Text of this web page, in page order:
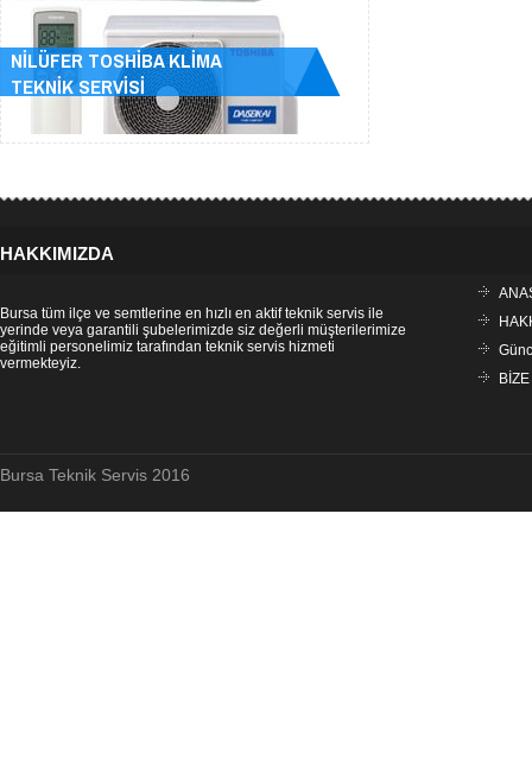
NİLÜFER TOSHİBA KLİMA
TEKNİK SERVİSİ
HAKKIMIZDA
Bursa tüm ilçe ve semtlerine en hızlı en aktif teknik servis ile
yerinde veya garantili şubelerimizde siz değerli müşterilerimize
eğitimli personelimiz tarafından teknik servis hizmeti
vermekteyiz.
Bursa Teknik Servis 2016